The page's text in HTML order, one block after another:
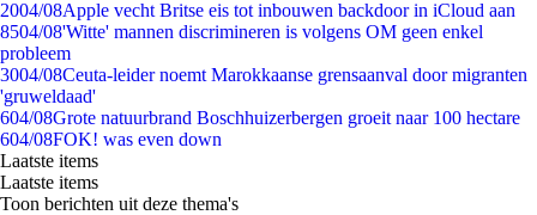
2004/08Apple vecht Britse eis tot inbouwen backdoor in iCloud aan
8504/08'Witte' mannen discrimineren is volgens OM geen enkel
probleem
3004/08Ceuta-leider noemt Marokkaanse grensaanval door migranten
'gruweldaad'
604/08Grote natuurbrand Boschhuizerbergen groeit naar 100 hectare
604/08FOK! was even down
Laatste items
Laatste items
Toon berichten uit deze thema's